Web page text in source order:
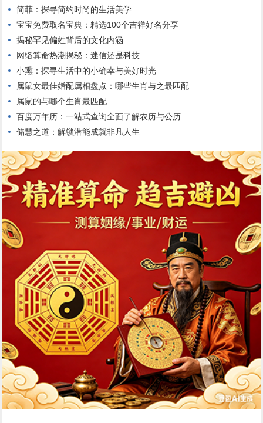
简菲：探寻简约时尚的生活美学
宝宝免费取名宝典：精选100个吉祥好名分享
揭秘罕见偏姓背后的文化内涵
网络算命热潮揭秘：迷信还是科技
小熏：探寻生活中的小确幸与美好时光
属鼠女最佳婚配属相盘点：哪些生肖与之最匹配
属鼠的与哪个生肖最匹配
百度万年历：一站式查询全面了解农历与公历
储慧之道：解锁潜能成就非凡人生